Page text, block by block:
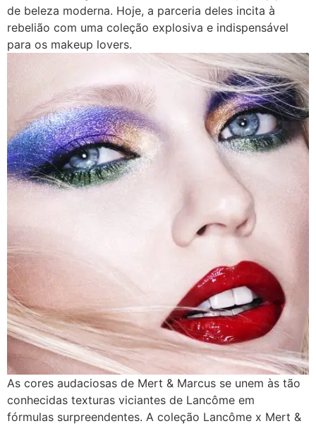
de beleza moderna. Hoje, a parceria deles incita à
rebelião com uma coleção explosiva e indispensável
para os makeup lovers.
As cores audaciosas de Mert & Marcus se unem às tão
conhecidas texturas viciantes de Lancôme em
fórmulas surpreendentes. A coleção Lancôme x Mert &